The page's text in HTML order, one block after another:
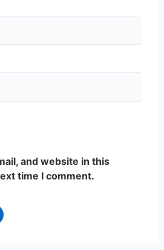
and website in this
time I comment.